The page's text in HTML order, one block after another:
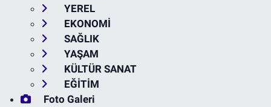
YEREL
EKONOMİ
SAĞLIK
YAŞAM
KÜLTÜR SANAT
EĞİTİM
Foto Galeri